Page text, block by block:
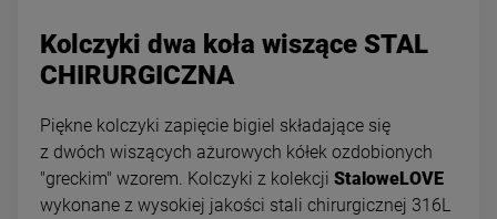
Kolczyki dwa koła wiszące STAL
CHIRURGICZNA
Piękne kolczyki zapięcie bigiel składające się
z dwóch wiszących ażurowych kółek ozdobionych
"greckim" wzorem. Kolczyki z kolekcji StaloweLOVE
wykonane z wysokiej jakości stali chirurgicznej 316L